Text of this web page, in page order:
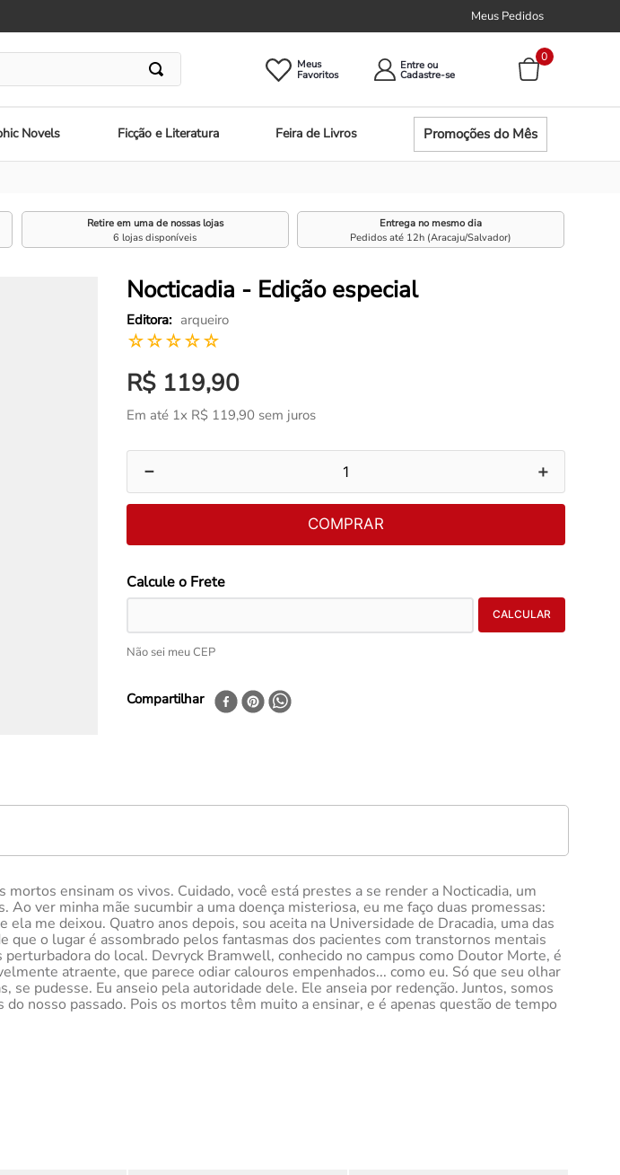
Meus Pedidos
Meus Entre ou
0
Novels Ficção e Literatura Feira de Livros Promoções do Mês
Retire em uma de nossas lojas
6 lojas disponíveis
Entrega no mesmo dia
Pedidos até 12h (Aracaju/Salvador)
Nocticadia - Edição especial
arqueiro
☆☆☆☆☆
R$ 119,90
Em até 1x R$ 119,90 sem juros
＋
－
COMPRAR
Não sei meu CEP
Compartilhar
ensinam os vivos. Cuidado, você está prestes a se render a Nocticadia, um
ver minha mãe sucumbir a uma doença misteriosa, eu me faço duas promessas:
me deixou. Quatro anos depois, sou aceita na Universidade de Dracadia, uma das
o lugar é assombrado pelos fantasmas dos pacientes com transtornos mentais
do local. Devryck Bramwell, conhecido no campus como Doutor Morte, é
atraente, que parece odiar calouros empenhados... como eu. Só que seu olhar
pudesse. Eu anseio pela autoridade dele. Ele anseia por redenção. Juntos, somos
nosso passado. Pois os mortos têm muito a ensinar, e é apenas questão de tempo